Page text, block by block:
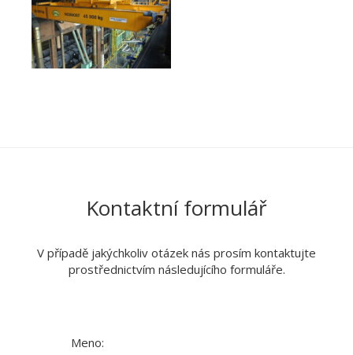
Kontaktní formulář
V případě jakýchkoliv otázek nás prosím kontaktujte
prostřednictvím následujícího formuláře.
Meno: